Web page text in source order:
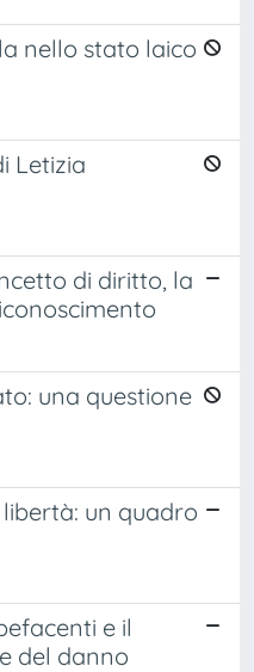
nello stato laico
Letizia
di diritto, la
una questione
un quadro
e il
del danno